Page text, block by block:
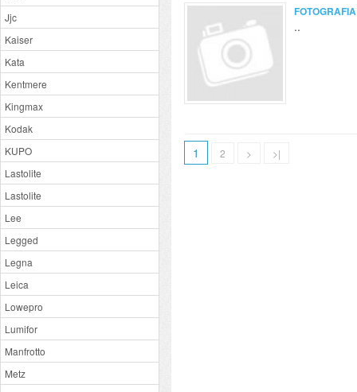
Jjc
Kaiser
Kata
Kentmere
Kingmax
Kodak
KUPO
Lastolite
Lastolite
Lee
Legged
Legna
Leica
Lowepro
Lumifor
Manfrotto
Metz
..
1 2 > >|